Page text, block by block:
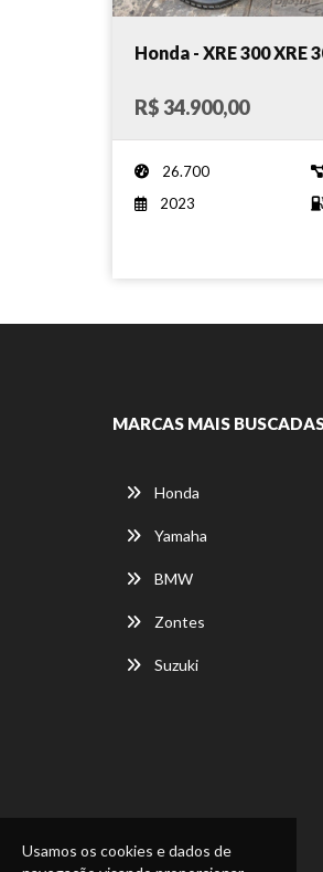
Usamos os cookies e dados de
Honda - XRE 300 XRE
R$ 34.900,00
26.700
2023
MARCAS MAIS
Honda
Yamaha
BMW
Zontes
Suzuki